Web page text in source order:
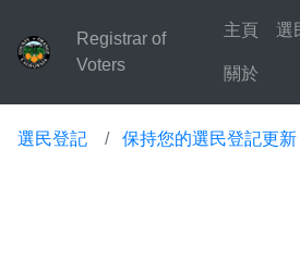
Registrar of
Voters
主頁 選
關於
選民登記 保持您的選民登記更新